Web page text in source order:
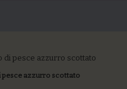
di pesce azzurro scottato
azzurro scottato